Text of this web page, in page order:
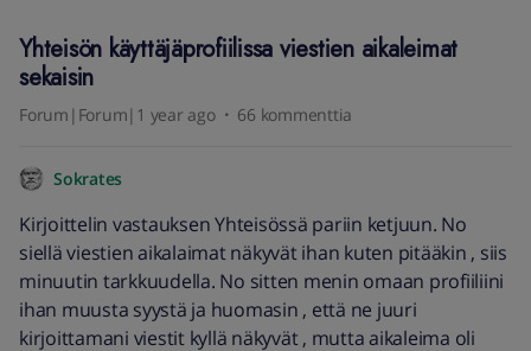
Yhteisön käyttäjäprofiilissa viestien aikaleimat
sekaisin
Forum|Forum|1 year ago 66 kommenttia
Sokrates
Kirjoittelin vastauksen Yhteisössä pariin ketjuun. No
siellä viestien aikalaimat näkyvät ihan kuten pitääkin , siis
minuutin tarkkuudella. No sitten menin omaan profiiliini
ihan muusta syystä ja huomasin , että ne juuri
kirjoittamani viestit kyllä näkyvät , mutta aikaleima oli